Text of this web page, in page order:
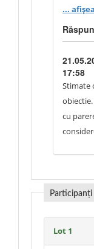
pentru
...
17:58
Stimate
cu
Participanți
Lot 1